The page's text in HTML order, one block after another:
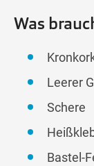
Was
Leerer
Schere
Bastel-